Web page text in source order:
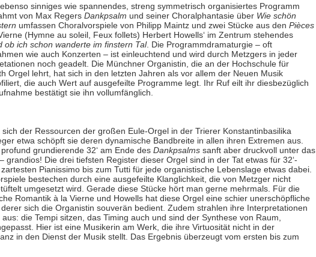
sinniges wie spannendes, streng symmetrisch organisiertes Programm
von Max Regers Dankpsalm und seiner Choralphantasie über Wie schön
umfassen Choralvorspiele von Philipp Maintz und zwei Stücke aus den Pièces
(Hymne au soleil, Feux follets) Herbert Howells‘ im Zentrum stehendes
ob ich schon wanderte im finstern Tal. Die Programmdramaturgie – oft
wie auch Konzerten – ist einleuchtend und wird durch Metzgers in jeder
noch geadelt. Die Münchner Organistin, die an der Hochschule für
Orgel lehrt, hat sich in den letzten Jahren als vor allem der Neuen Musik
die auch Wert auf ausgefeilte Programme legt. Ihr Ruf eilt ihr diesbezüglich
bestätigt sie ihn vollumfänglich.
der Ressourcen der großen Eule-Orgel in der Trierer Konstantinbasilika
etwa schöpft sie deren dynamische Bandbreite in allen ihren Extremen aus.
grundierende 32‘ am Ende des Dankpsalmssanft aber druckvoll unter das
grandios! Die drei tiefsten Register dieser Orgel sind in der Tat etwas für 32‘-
Pianissimo bis zum Tutti für jede organistische Lebenslage etwas dabei.
bestechen durch eine ausgefeilte Klanglichkeit, die von Metzger nicht
umgesetzt wird. Gerade diese Stücke hört man gerne mehrmals. Für die
Romantik à la Vierne und Howells hat diese Orgel eine schier unerschöpfliche
sich die Organistin souverän bedient. Zudem strahlen ihre Interpretationen
die Tempi sitzen, das Timing auch und sind der Synthese von Raum,
Hier ist eine Musikerin am Werk, die ihre Virtuosität nicht in der
in den Dienst der Musik stellt. Das Ergebnis überzeugt vom ersten bis zum